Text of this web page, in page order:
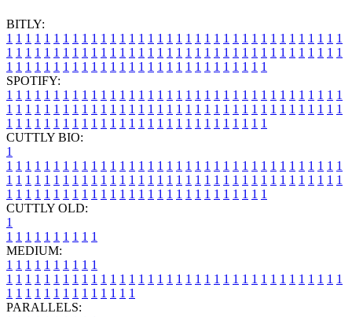
BITLY:
1 1 1 1 1 1 1 1 1 1 1 1 1 1 1 1 1 1 1 1 1 1 1 1 1 1 1 1 1 1 1 1 1 1 1 1
1 1 1 1 1 1 1 1 1 1 1 1 1 1 1 1 1 1 1 1 1 1 1 1 1 1 1 1 1 1 1 1 1 1 1 1
1 1 1 1 1 1 1 1 1 1 1 1 1 1 1 1 1 1 1 1 1 1 1 1 1 1 1 1
SPOTIFY:
1 1 1 1 1 1 1 1 1 1 1 1 1 1 1 1 1 1 1 1 1 1 1 1 1 1 1 1 1 1 1 1 1 1 1 1
1 1 1 1 1 1 1 1 1 1 1 1 1 1 1 1 1 1 1 1 1 1 1 1 1 1 1 1 1 1 1 1 1 1 1 1
1 1 1 1 1 1 1 1 1 1 1 1 1 1 1 1 1 1 1 1 1 1 1 1 1 1 1 1
CUTTLY BIO:
1
1 1 1 1 1 1 1 1 1 1 1 1 1 1 1 1 1 1 1 1 1 1 1 1 1 1 1 1 1 1 1 1 1 1 1 1
1 1 1 1 1 1 1 1 1 1 1 1 1 1 1 1 1 1 1 1 1 1 1 1 1 1 1 1 1 1 1 1 1 1 1 1
1 1 1 1 1 1 1 1 1 1 1 1 1 1 1 1 1 1 1 1 1 1 1 1 1 1 1 1
CUTTLY OLD:
1
1 1 1 1 1 1 1 1 1 1
MEDIUM:
1 1 1 1 1 1 1 1 1 1
1 1 1 1 1 1 1 1 1 1 1 1 1 1 1 1 1 1 1 1 1 1 1 1 1 1 1 1 1 1 1 1 1 1 1 1
1 1 1 1 1 1 1 1 1 1 1 1 1 1
PARALLELS: